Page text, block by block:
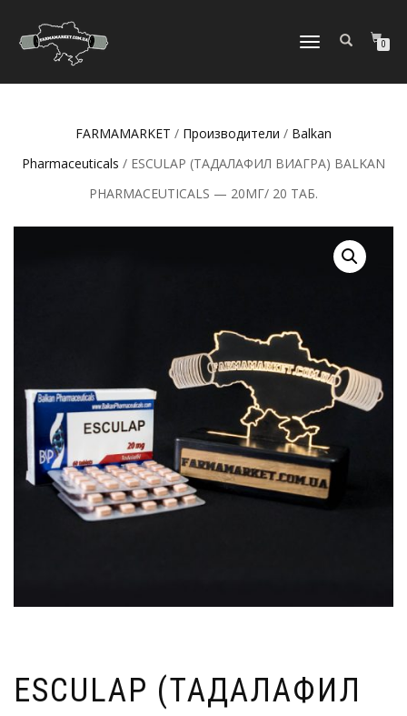
ПЕРЕКЛЮЧИТЬ
0
FARMAMARKET / Производители / Balkan
Pharmaceuticals / ESCULAP (ТАДАЛАФИЛ ВИАГРА) BALKAN
PHARMACEUTICALS — 20МГ/ 20 ТАБ.
ESCULAP (ТАДАЛАФИЛ